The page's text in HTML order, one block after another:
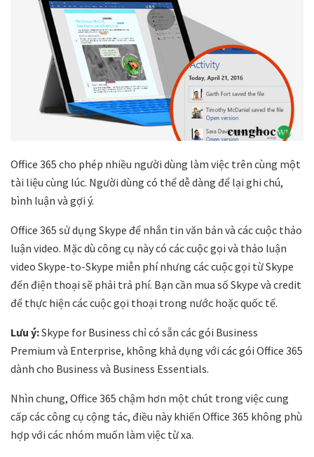
Office 365 cho phép nhiều người dùng làm việc trên cùng một
tài liệu cùng lúc. Người dùng có thể dễ dàng để lại ghi chú,
bình luận và gợi ý.
Office 365 sử dụng Skype để nhắn tin văn bản và các cuộc thảo
luận video. Mặc dù công cụ này có các cuộc gọi và thảo luận
video Skype-to-Skype miễn phí nhưng các cuộc gọi từ Skype
đến điện thoại sẽ phải trả phí. Bạn cần mua số Skype và credit
để thực hiện các cuộc gọi thoại trong nước hoặc quốc tế.
Lưu ý:Skype for Business chỉ có sẵn các gói Business
Premium và Enterprise, không khả dụng với các gói Office 365
dành cho Business và Business Essentials.
Nhìn chung, Office 365 chậm hơn một chút trong việc cung
cấp các công cụ cộng tác, điều này khiến Office 365 không phù
hợp với các nhóm muốn làm việc từ xa.